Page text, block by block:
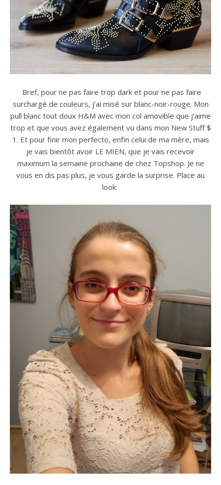
Bref, pour ne pas faire trop dark et pour ne pas faire
surchargé de couleurs, j’ai misé sur blanc-noir-rouge. Mon
pull blanc tout doux H&M avec mon col amovible que j’aime
trop et que vous avez également vu dans mon New Stuff $
1. Et pour finir mon perfecto, enfin celui de ma mère, mais
je vais bientôt avoir LE MIEN, que je vais recevoir
maximum la semaine prochaine de chez Topshop. Je ne
vous en dis pas plus, je vous garde la surprise. Place au
look: